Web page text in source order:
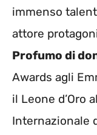
immenso
attore
Profumo di
Awards agli
il Leone d’Oro
Internazionale